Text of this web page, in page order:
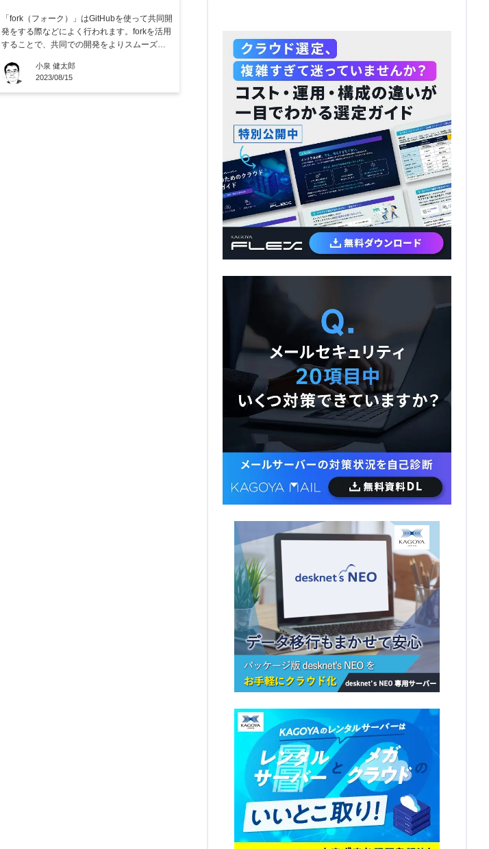
「fork（フォーク）」はGitHubを使って共同開
発をする際などによく行われます。forkを活用
することで、共同での開発をよりスムーズに
ークとは何かやフォークとよく混同されるク
ローンとの違い・使い分けについて解説して
います。その上で、フォークの具体的な使い
小泉 健太郎
2023/08/15